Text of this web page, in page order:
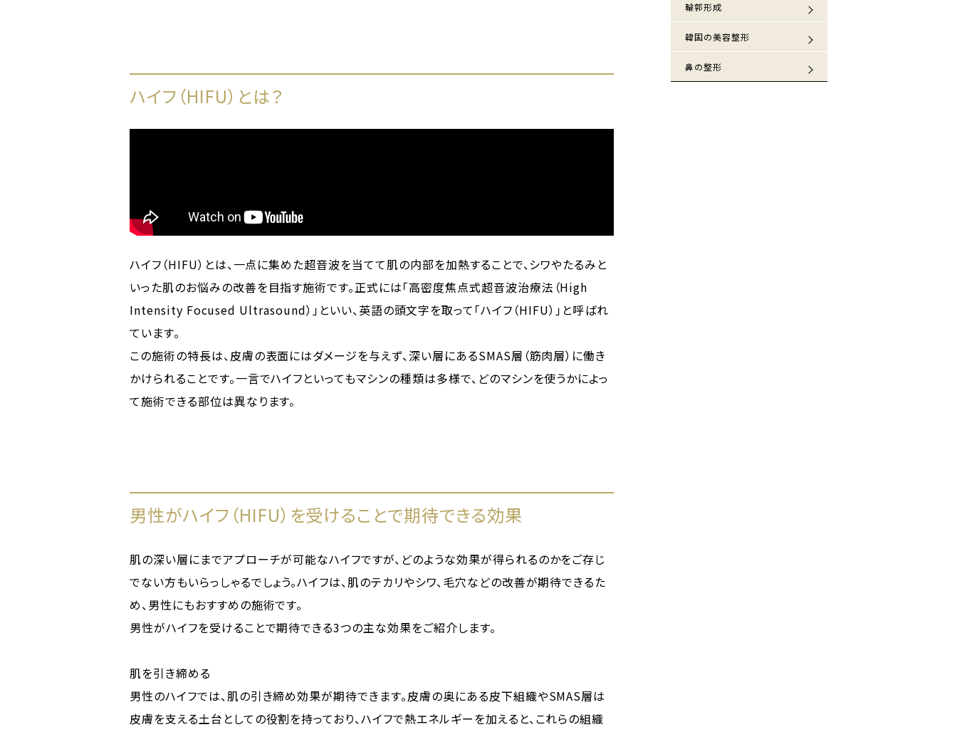
ハイフ（HIFU）とは？
ハイフ（HIFU）とは、一点に集めた超音波を当てて肌の内部を加熱することで、シワやたるみと
いった肌のお悩みの改善を目指す施術です。正式には「高密度焦点式超音波治療法（High
Intensity Focused Ultrasound）」といい、英語の頭文字を取って「ハイフ（HIFU）」と呼ばれ
ています。
この施術の特長は、皮膚の表面にはダメージを与えず、深い層にあるSMAS層（筋肉層）に働き
かけられることです。一言でハイフといってもマシンの種類は多様で、どのマシンを使うかによっ
て施術できる部位は異なります。
男性がハイフ（HIFU）を受けることで期待できる効果
肌の深い層にまでアプローチが可能なハイフですが、どのような効果が得られるのかをご存じ
でない方もいらっしゃるでしょう。ハイフは、肌のテカリやシワ、毛穴などの改善が期待できるた
め、男性にもおすすめの施術です。
男性がハイフを受けることで期待できる3つの主な効果をご紹介します。
肌を引き締める
男性のハイフでは、肌の引き締め効果が期待できます。皮膚の奥にある皮下組織やSMAS層は
皮膚を支える土台としての役割を持っており、ハイフで熱エネルギーを加えると、これらの組織
輪郭形成
韓国の美容整形
鼻の整形